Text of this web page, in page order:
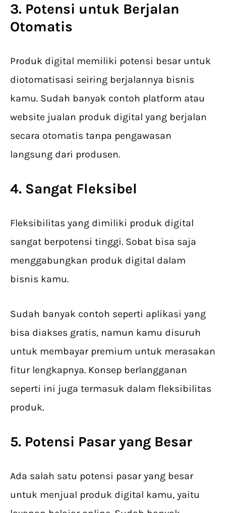
3. Potensi untuk Berjalan
Otomatis
Produk digital memiliki potensi besar untuk
diotomatisasi seiring berjalannya bisnis
kamu. Sudah banyak contoh platform atau
website jualan produk digital yang berjalan
secara otomatis tanpa pengawasan
langsung dari produsen.
4. Sangat Fleksibel
Fleksibilitas yang dimiliki produk digital
sangat berpotensi tinggi. Sobat bisa saja
menggabungkan produk digital dalam
bisnis kamu.
Sudah banyak contoh seperti aplikasi yang
bisa diakses gratis, namun kamu disuruh
untuk membayar premium untuk merasakan
fitur lengkapnya. Konsep berlangganan
seperti ini juga termasuk dalam fleksibilitas
produk.
5. Potensi Pasar yang Besar
Ada salah satu potensi pasar yang besar
untuk menjual produk digital kamu, yaitu